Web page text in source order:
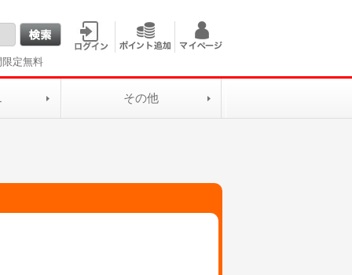
限定無料
その他